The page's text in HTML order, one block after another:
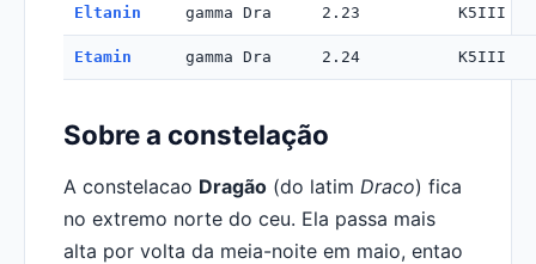
Eltanin gamma Dra 2.23 K5III
Etamin gamma Dra 2.24 K5III
Sobre a constelação
A constelacao Dragão (do latim Draco) fica
no extremo norte do ceu. Ela passa mais
alta por volta da meia-noite em maio, entao